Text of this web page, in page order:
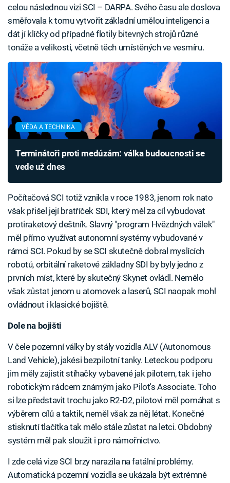
celou následnou vizi SCI – DARPA. Svého času ale doslova
směřovala k tomu vytvořit základní umělou inteligenci a
dát jí klíčky od případné flotily bitevných strojů různé
tonáže a velikosti, včetně těch umístěných ve vesmíru.
VĚDA A TECHNIKA
Terminátoři proti medúzám: válka budoucnosti se
vede už dnes
Počítačová SCI totiž vznikla v roce 1983, jenom rok nato
však přišel její bratříček SDI, který měl za cíl vybudovat
protiraketový deštník. Slavný "program Hvězdných válek"
měl přímo využívat autonomní systémy vybudované v
rámci SCI. Pokud by se SCI skutečně dobral myslících
robotů, orbitální raketové základny SDI by byly jedno z
prvních míst, které by skutečný Skynet ovládl. Nemělo
však zůstat jenom u atomovek a laserů, SCI naopak mohl
ovládnout i klasické bojiště.
Dole na bojišti
V čele pozemní války by stály vozidla ALV (Autonomous
Land Vehicle), jakési bezpilotní tanky. Leteckou podporu
jim měly zajistit stíhačky vybavené jak pilotem, tak i jeho
robotickým rádcem známým jako Pilot's Associate. Toho
si lze představit trochu jako R2-D2, pilotovi měl pomáhat s
výběrem cílů a taktik, neměl však za něj létat. Konečné
stisknutí tlačítka tak mělo stále zůstat na letci. Obdobný
systém měl pak sloužit i pro námořnictvo.
I zde celá vize SCI brzy narazila na fatální problémy.
Automatická pozemní vozidla se ukázala být extrémně